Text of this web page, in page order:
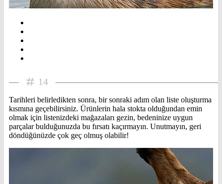
14
Tarihleri belirledikten sonra, bir sonraki adım olan liste oluşturma
kısmına geçebilirsiniz. Ürünlerin hala stokta olduğundan emin
olmak için listenizdeki mağazaları gezin, bedeninize uygun
parçalar bulduğunuzda bu fırsatı kaçırmayın. Unutmayın, geri
döndüğünüzde çok geç olmuş olabilir!